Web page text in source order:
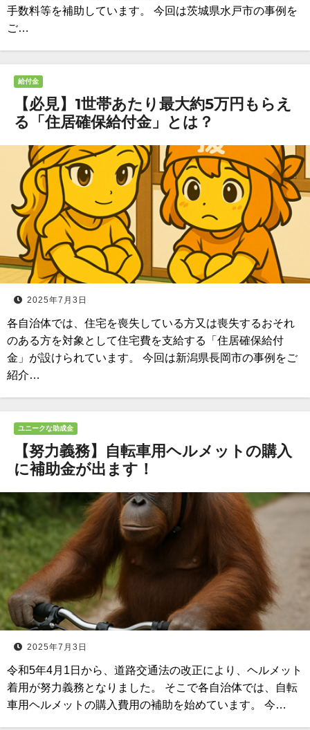
手数料等を補助しています。 今回は茨城県水戸市の事例を
ご…
給付金
【必見】1世帯あたり最大約5万円もらえ
る「住居確保給付金」とは？
2025年7月3日
各自治体では、住宅を喪失している方又は喪失するおそれ
のある方を対象として住宅費を支給する「住居確保給付
金」が設けられています。 今回は新潟県長岡市の事例をご
紹介…
ユニークな助成金
【努力義務】自転車用ヘルメットの購入
に補助金が出ます！
2025年7月3日
令和5年4月1日から、道路交通法の改正により、ヘルメット
着用が努力義務となりました。 そこで各自治体では、自転
車用ヘルメットの購入費用の補助を始めています。 今…